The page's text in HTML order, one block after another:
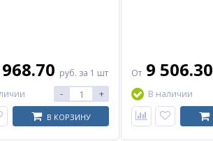
руб. за 1 шт
- +
В КОРЗИНУ
От 9 506.30
В наличии